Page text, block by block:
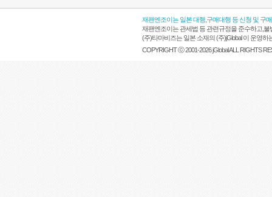
재팬엔조이는 일본 대행,구매대행 등 신청 및 구
재팬엔조이는 관세법 등 관련규정을 준수하고,
(주)타마비즈는 일본 소재의 (주)jGlobal 이 운영
COPYRIGHT ⓒ 2001-2026 jGlobal ALL RIGHTS